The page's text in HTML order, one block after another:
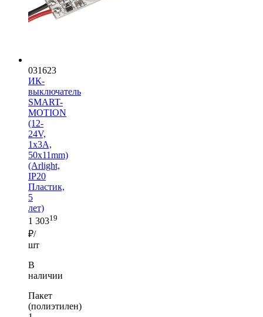
031623
ИК-
выключатель
SMART-
MOTION
(12-
24V,
1х3А,
50x11mm)
(Arlight,
IP20
Пластик,
5
лет)
1 30319
₽/
шт
В
наличии
Пакет
(полиэтилен)